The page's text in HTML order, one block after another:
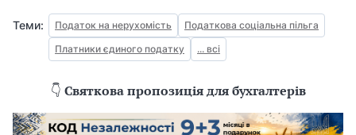
Теми: Податок на нерухомість
Податкова соціальна пільга
Платники єдиного податку
... всі
👇 Святкова пропозиція для бухгалтерів